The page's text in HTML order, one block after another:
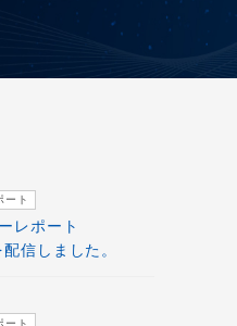
レポート
信しました。
ート
ート